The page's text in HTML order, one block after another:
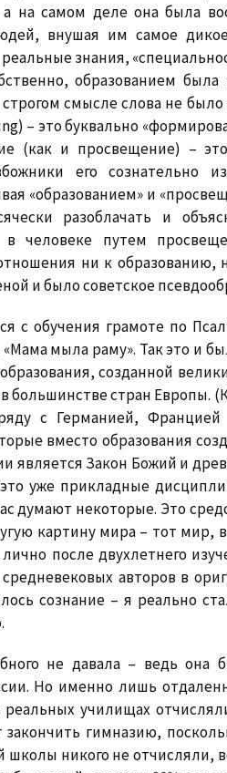
на самом деле она была
внушая им самое
знания,
образованием была
смысле слова не
– это буквально
(как и просвещение) –
его сознательно
«образованием» и
разоблачать и
человеке путем
ни к
и было советское
с обучения грамоте по
мыла раму». Так это и
созданной
большинстве стран Европы.
с Германией,
вместо образования
является Закон Божий и
это уже прикладные
думают некоторые. Это
картину мира – тот мир,
после двухлетнего
авторов в
сознание – я реально
не давала – ведь
Но именно лишь
училищах
гимназию,
школы никого не отчисляли,